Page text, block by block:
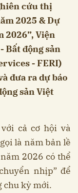
cứu thị
2025 & Dự
2026”, Viện
Bất động sản
- FERI)
đưa ra dự báo
sản Việt
cả cơ hội và
là năm bản lề
2026 có thể
nhịp” để
chu kỳ mới.